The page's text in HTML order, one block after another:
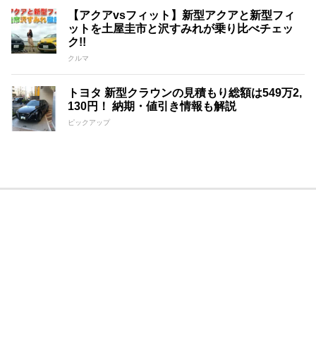
【アクアvsフィット】新型アクアと新型フィ
ットを土屋圭市と沢すみれが乗り比べチェッ
ク!!
クルマ
トヨタ 新型クラウンの見積もり総額は549万2,
130円！ 納期・値引き情報も解説
ピックアップ